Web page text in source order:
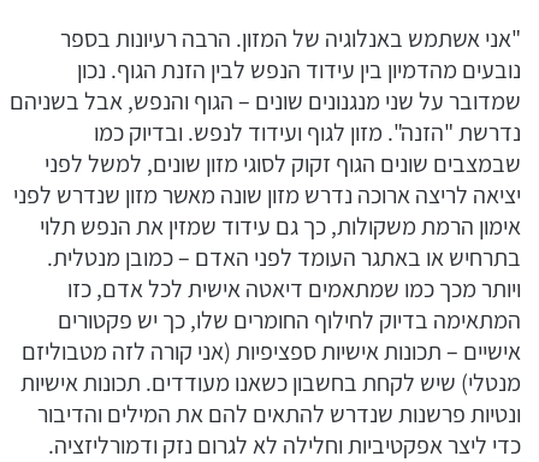
"אני אשתמש באנלוגיה של המזון. הרבה רעיונות בספר
נובעים מהדמיון בין עידוד הנפש לבין הזנת הגוף. נכון
שמדובר על שני מנגנונים שונים – הגוף והנפש, אבל בשניהם
נדרשת "הזנה". מזון לגוף ועידוד לנפש. ובדיוק כמו
שבמצבים שונים הגוף זקוק לסוגי מזון שונים, למשל לפני
יציאה לריצה ארוכה נדרש מזון שונה מאשר מזון שנדרש לפני
אימון הרמת משקולות, כך גם עידוד שמזין את הנפש תלוי
בתרחיש או באתגר העומד לפני האדם – כמובן מנטלית.
ויותר מכך כמו שמתאמים דיאטה אישית לכל אדם, כזו
המתאימה בדיוק לחילוף החומרים שלו, כך יש פקטורים
אישיים – תכונות אישיות ספציפיות (אני קורה לזה מטבוליזם
מנטלי) שיש לקחת בחשבון כשאנו מעודדים. תכונות אישיות
ונטיות פרשנות שנדרש להתאים להם את המילים והדיבור
כדי ליצר אפקטיביות וחלילה לא לגרום נזק ודמורליזציה.